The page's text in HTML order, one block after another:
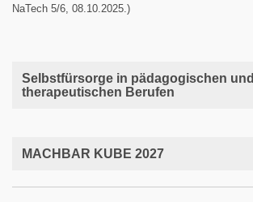
NaTech 5/6, 08.10.2025.)
Selbstfürsorge in pädagogischen und
therapeutischen Berufen
MACHBAR KUBE 2027